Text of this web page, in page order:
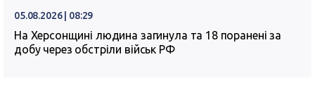
05.08.2026 | 08:29
На Херсонщині людина загинула та 18 поранені за
добу через обстріли військ РФ